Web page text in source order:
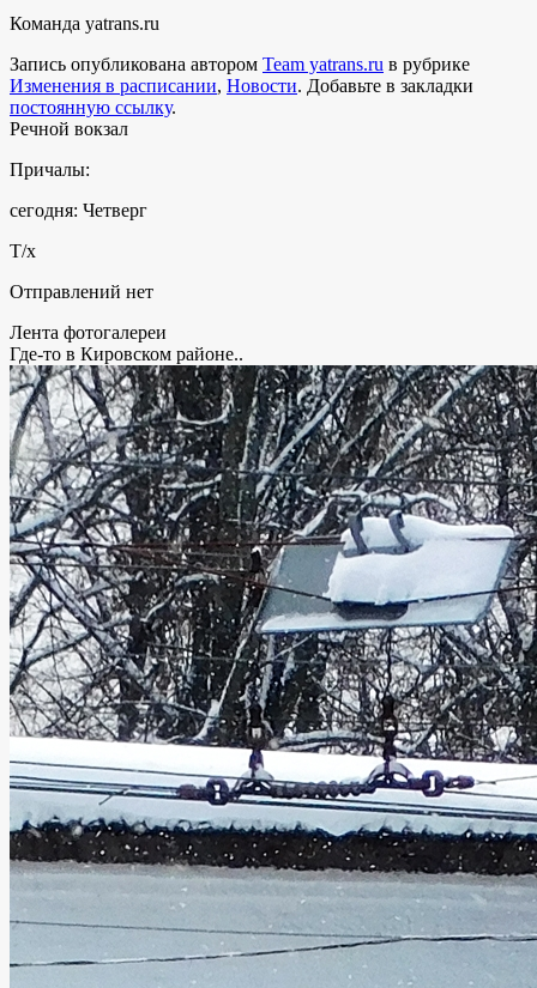
Команда yatrans.ru
Запись опубликована автором Team yatrans.ru в рубрике
Изменения в расписании, Новости. Добавьте в закладки
постоянную ссылку.
Речной вокзал
Причалы:
сегодня: Четверг
Т/х
Отправлений нет
Лента фотогалереи
Где-то в Кировском районе..